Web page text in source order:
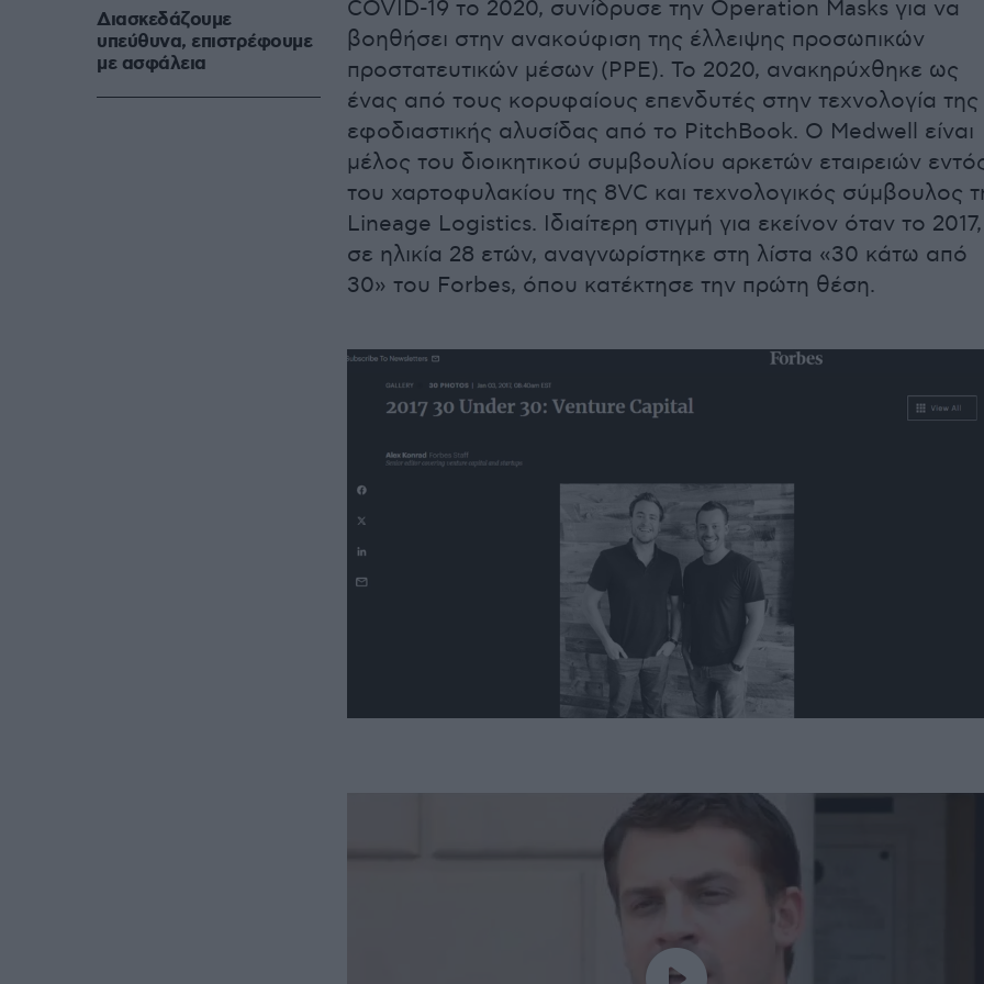
COVID-19 το 2020, συνίδρυσε την Operation Masks για να
βοηθήσει στην ανακούφιση της έλλειψης προσωπικών
προστατευτικών μέσων (PPE). Το 2020, ανακηρύχθηκε ως
ένας από τους κορυφαίους επενδυτές στην τεχνολογία της
εφοδιαστικής αλυσίδας από το PitchBook. Ο Medwell είναι
μέλος του διοικητικού συμβουλίου αρκετών εταιρειών
του χαρτοφυλακίου της 8VC και τεχνολογικός σύμβουλος
Lineage Logistics. Ιδιαίτερη στιγμή για εκείνον όταν το 2017,
σε ηλικία 28 ετών, αναγνωρίστηκε στη λίστα «30 κάτω από
30» του Forbes, όπου κατέκτησε την πρώτη θέση.
Διασκεδάζουμε
υπεύθυνα, επιστρέφουμε
με ασφάλεια